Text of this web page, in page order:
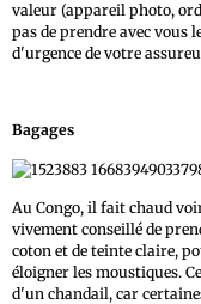
valeur (appareil photo,
pas de prendre avec vous
d'urgence de votre
Bagages
Au Congo, il fait chaud
vivement conseillé de
coton et de teinte claire,
éloigner les moustiques.
d'un chandail, car